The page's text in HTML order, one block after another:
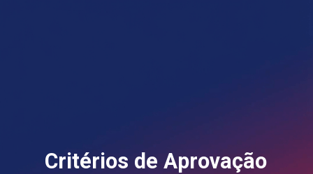
Critérios de Aprovação